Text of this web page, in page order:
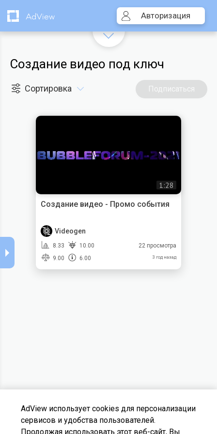
AdView Авторизация
Создание видео под ключ
Сортировка Подписаться
1:28
Создание видео - Промо события
Videogen
8.33
10.00
9.00
6.00
22 просмотра
3 год назад
AdView использует cookies для персонализации
сервисов и удобства пользователей.
Продолжая использовать этот веб-сайт, Вы